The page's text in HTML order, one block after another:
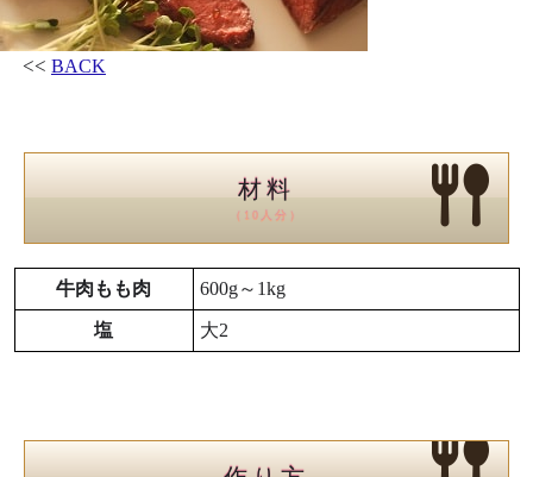
<< BACK
材料
（10人分）
牛肉もも肉 600g～1kg
塩 大2